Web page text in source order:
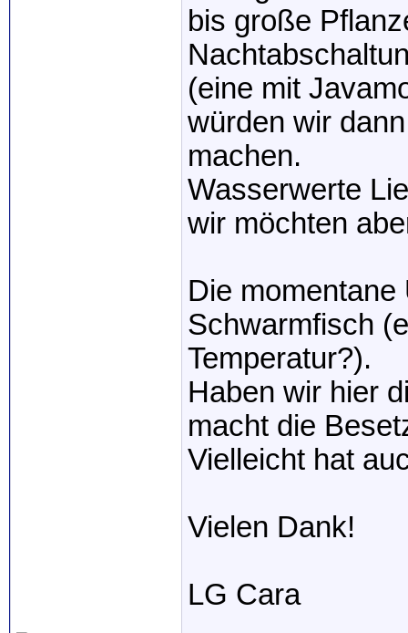
bis große
(eine mit
würden wir
machen.
Wasserwerte
wir möchten
Die
Schwarmfisch
Temperatur?).
Haben wir hier
macht die
Vielleicht hat
Vielen Dank!
LG Cara